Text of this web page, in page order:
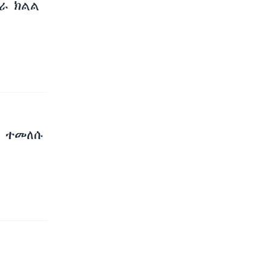
ክልል
ተመለሱ